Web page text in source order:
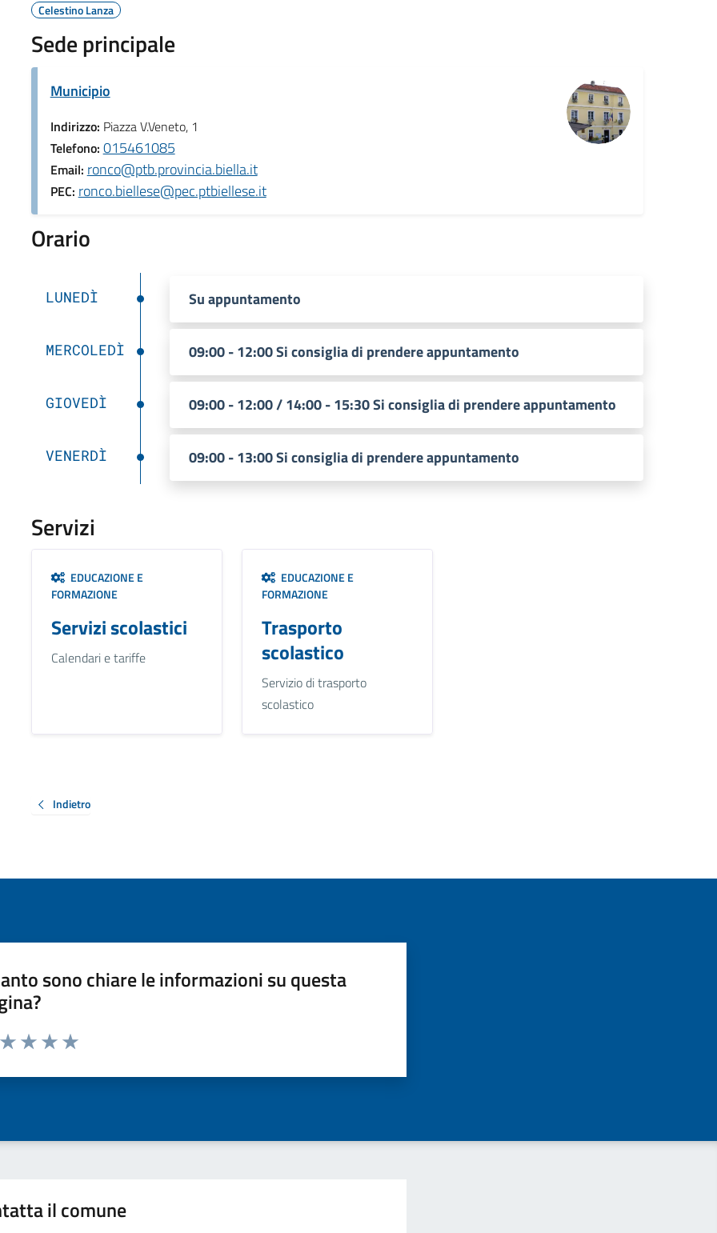
Celestino Lanza
Sede principale
Municipio
Indirizzo: Piazza V.Veneto, 1
Telefono: 015461085
Email: ronco@ptb.provincia.biella.it
PEC: ronco.biellese@pec.ptbiellese.it
Orario
LUNEDÌ Su appuntamento
MERCOLEDÌ 09:00 - 12:00 Si consiglia di prendere appuntamento
GIOVEDÌ 09:00 - 12:00 / 14:00 - 15:30 Si consiglia di prendere appuntamento
VENERDÌ 09:00 - 13:00 Si consiglia di prendere appuntamento
Servizi
EDUCAZIONE E
FORMAZIONE
Servizi scolastici
Calendari e tariffe
EDUCAZIONE E
FORMAZIONE
Trasporto
scolastico
Servizio di trasporto
scolastico
Indietro
sono chiare le informazioni su questa
da 1 a 5 stelle la pagina
il comune